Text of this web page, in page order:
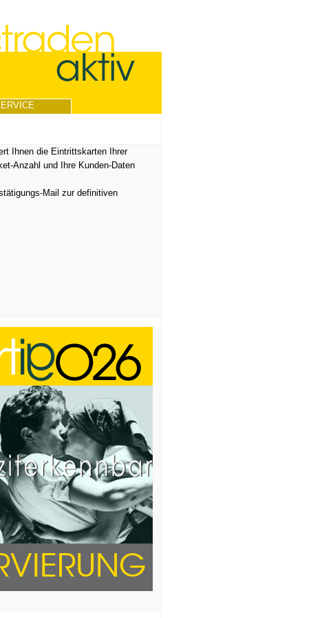
Ihnen die Eintrittskarten Ihrer
Anzahl und Ihre Kunden-Daten
Mail zur definitiven